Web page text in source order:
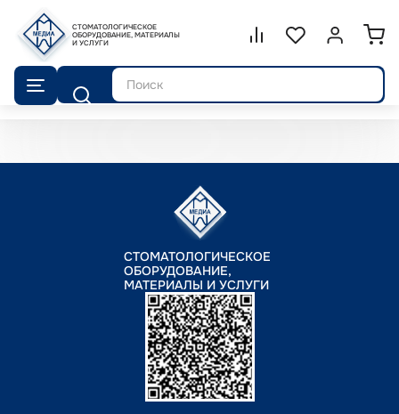
СТОМАТОЛОГИЧЕСКОЕ
ОБОРУДОВАНИЕ, МАТЕРИАЛЫ
И УСЛУГИ
Сравнение.
СписокВойти или
Поиск
СТОМАТОЛОГИЧЕСКОЕ
ОБОРУДОВАНИЕ,
МАТЕРИАЛЫ И УСЛУГИ